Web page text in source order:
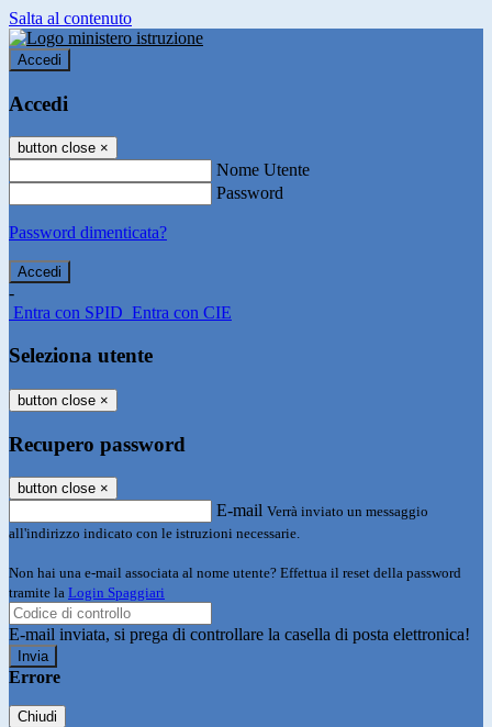
Salta al contenuto
Accedi
Accedi
button close ×
Nome Utente
Password
Password dimenticata?
-
Entra con SPID Entra con CIE
Seleziona utente
button close ×
Recupero password
button close ×
E-mail Verrà inviato un messaggio
all'indirizzo indicato con le istruzioni necessarie.
Non hai una e-mail associata al nome utente? Effettua il reset della password
tramite la Login Spaggiari
E-mail inviata, si prega di controllare la casella di posta elettronica!
Errore
Chiudi